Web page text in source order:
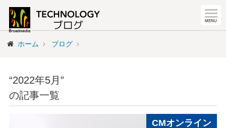
ホーム ブログ
“2022年5月”
の記事一覧
CMオンライン